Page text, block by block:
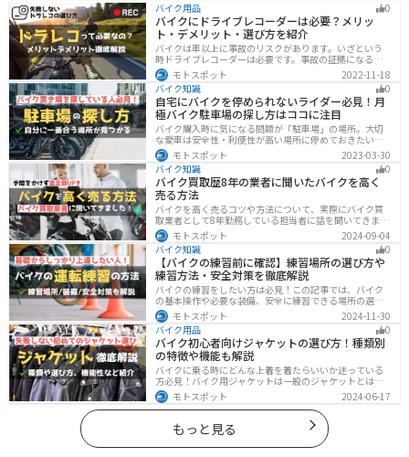
バイク用品 0
バイクにドライブレコーダーは必要？メリッ
ト・デメリット・選び方を紹介
バイクは車以上に事故のリスクがあります。いざという
時ドライブレコーダーは必要です。事故の証拠になるの
はもちろん、ツーリングの記録など多数のメリットがあ
ります。ドライブレコーダーのメリットデメリット、選
び方についてまとめました。付けようか悩んでいる人は
参考にしてください。
モトスポット
2022-11-18
バイク知識
0
自宅にバイクを停められないライダー必見！月
極バイク駐車場の探し方はココに注目
バイク購入時に気になる問題が「駐車場」の場所。大切
な愛車は安全性・利便性が高い場所に停めておきたいで
すよね？ 当記事ではそんな駐車場選びについて解説して
います。すでにバイクを持っていて、新しい駐車場を探
している人もぜひ参考にしてくださいね。
モトスポット
2023-03-30
バイク知識
0
バイク買取歴8年の業者に聞いたバイクを高く
売る方法
バイクを高く売るコツや方法について、実際にバイク買
取業者として8年勤務している担当者に話を聞いてきまし
た！高く買い取ってもらえるバイクの特徴や業者がどの
くらい利益を上乗せしているかなど、バイクを売ろうと
している人は必見の内容になっています。
モトスポット
2024-09-04
バイク知識
0
【バイクの練習前に確認】練習場所の選び方や
練習方法・安全対策を徹底解説
バイクの練習をしたい方は必見！この記事では、バイク
の基本操作や必要な装備、安全に練習できる場所の選び
方や練習方法を解説しています。実は、バイクの点検や
整備、基本的な練習をバランスよく行うことが大切で
す。この記事を読めば、安全で快適にバイク練習を行う
方法がわかります。
モトスポット
2024-11-30
バイク用品
0
バイク初心者向けジャケットの選び方！種類別
の特徴や機能も解説
バイクに乗る時にどんな上着を着たらいいか迷っている
方必見！バイク用ジャケットは一般のジャケットとは違
い、バイク専用に作られています。動きやすさ・快適
さ・機能性・デザイン性など様々なメリットがありま
す。この記事では、ジャケットの種類や選び方など初心
者が知っておくべきことをまとめました。
モトスポット 2024-06-17
もっと見る